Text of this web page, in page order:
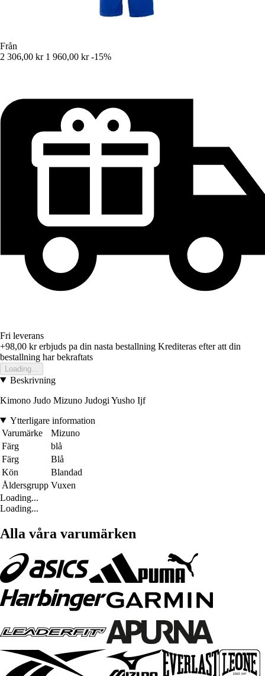
Från
2 306,00 kr 1 960,00 kr -15%
Fri leverans
+98,00 krerbjuds pa din nasta bestallning Krediteras efter att din
bestallning har bekraftats
Loading...
Beskrivning
Kimono Judo Mizuno Judogi Yusho Ijf
Ytterligare information
Varumärke
Mizuno
Färg
blå
Färg
Blå
Kön
Blandad
Åldersgrupp Vuxen
Loading...
Loading...
Alla våra varumärken